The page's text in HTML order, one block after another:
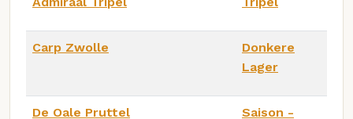
Carp Zwolle
Donkere
Lager
De Oale Pruttel Saison -